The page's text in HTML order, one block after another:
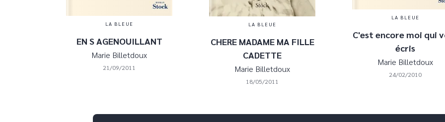
LA BLEUE
EN S AGENOUILLANT
Marie Billetdoux
21/09/2011
LA BLEUE
CHERE MADAME MA FILLE
CADETTE
Marie Billetdoux
18/05/2011
LA BLEUE
C'est encore moi qui
écris
Marie Billetdoux
24/02/2010